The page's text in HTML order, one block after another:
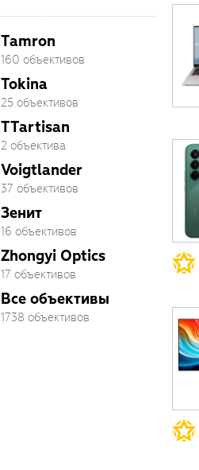
Tamron
160 объективов
Tokina
25 объективов
TTartisan
2 объектива
Voigtlander
37 объективов
Зенит
16 объективов
Zhongyi Optics
17 объективов
Все объективы
1738 объективов